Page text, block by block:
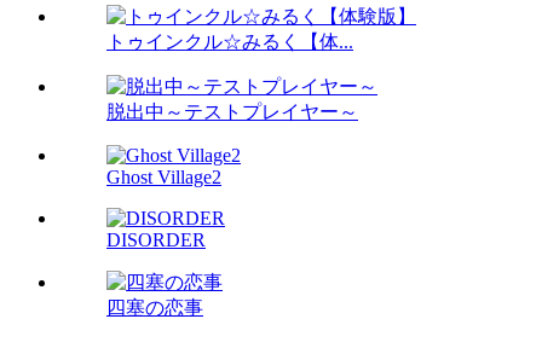
トゥインクル☆みるく【体...
脱出中～テストプレイヤー～
Ghost Village2
DISORDER
四塞の恋事